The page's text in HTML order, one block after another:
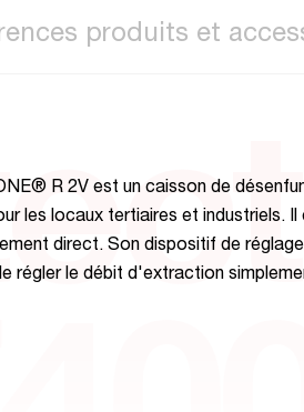
produits et
R 2V est un caisson de
les locaux tertiaires et industriels.
direct. Son dispositif de
régler le débit d'extraction